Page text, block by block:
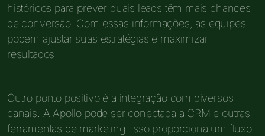
históricos para prever quais leads têm mais chances
de conversão. Com essas informações, as equipes
podem ajustar suas estratégias e maximizar
resultados.
Outro ponto positivo é a integração com diversos
canais. A Apollo pode ser conectada a CRM e outras
ferramentas de marketing. Isso proporciona um fluxo